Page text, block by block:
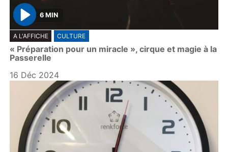
P
l
a
y
6 MIN
A L'AFFICHE CULTURE
« Préparation pour un miracle », cirque et magie à la
Passerelle
16 Déc 2024